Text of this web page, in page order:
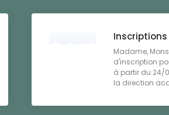
Inscriptions
Madame,
d'inscription
à partir du 24/
la direction